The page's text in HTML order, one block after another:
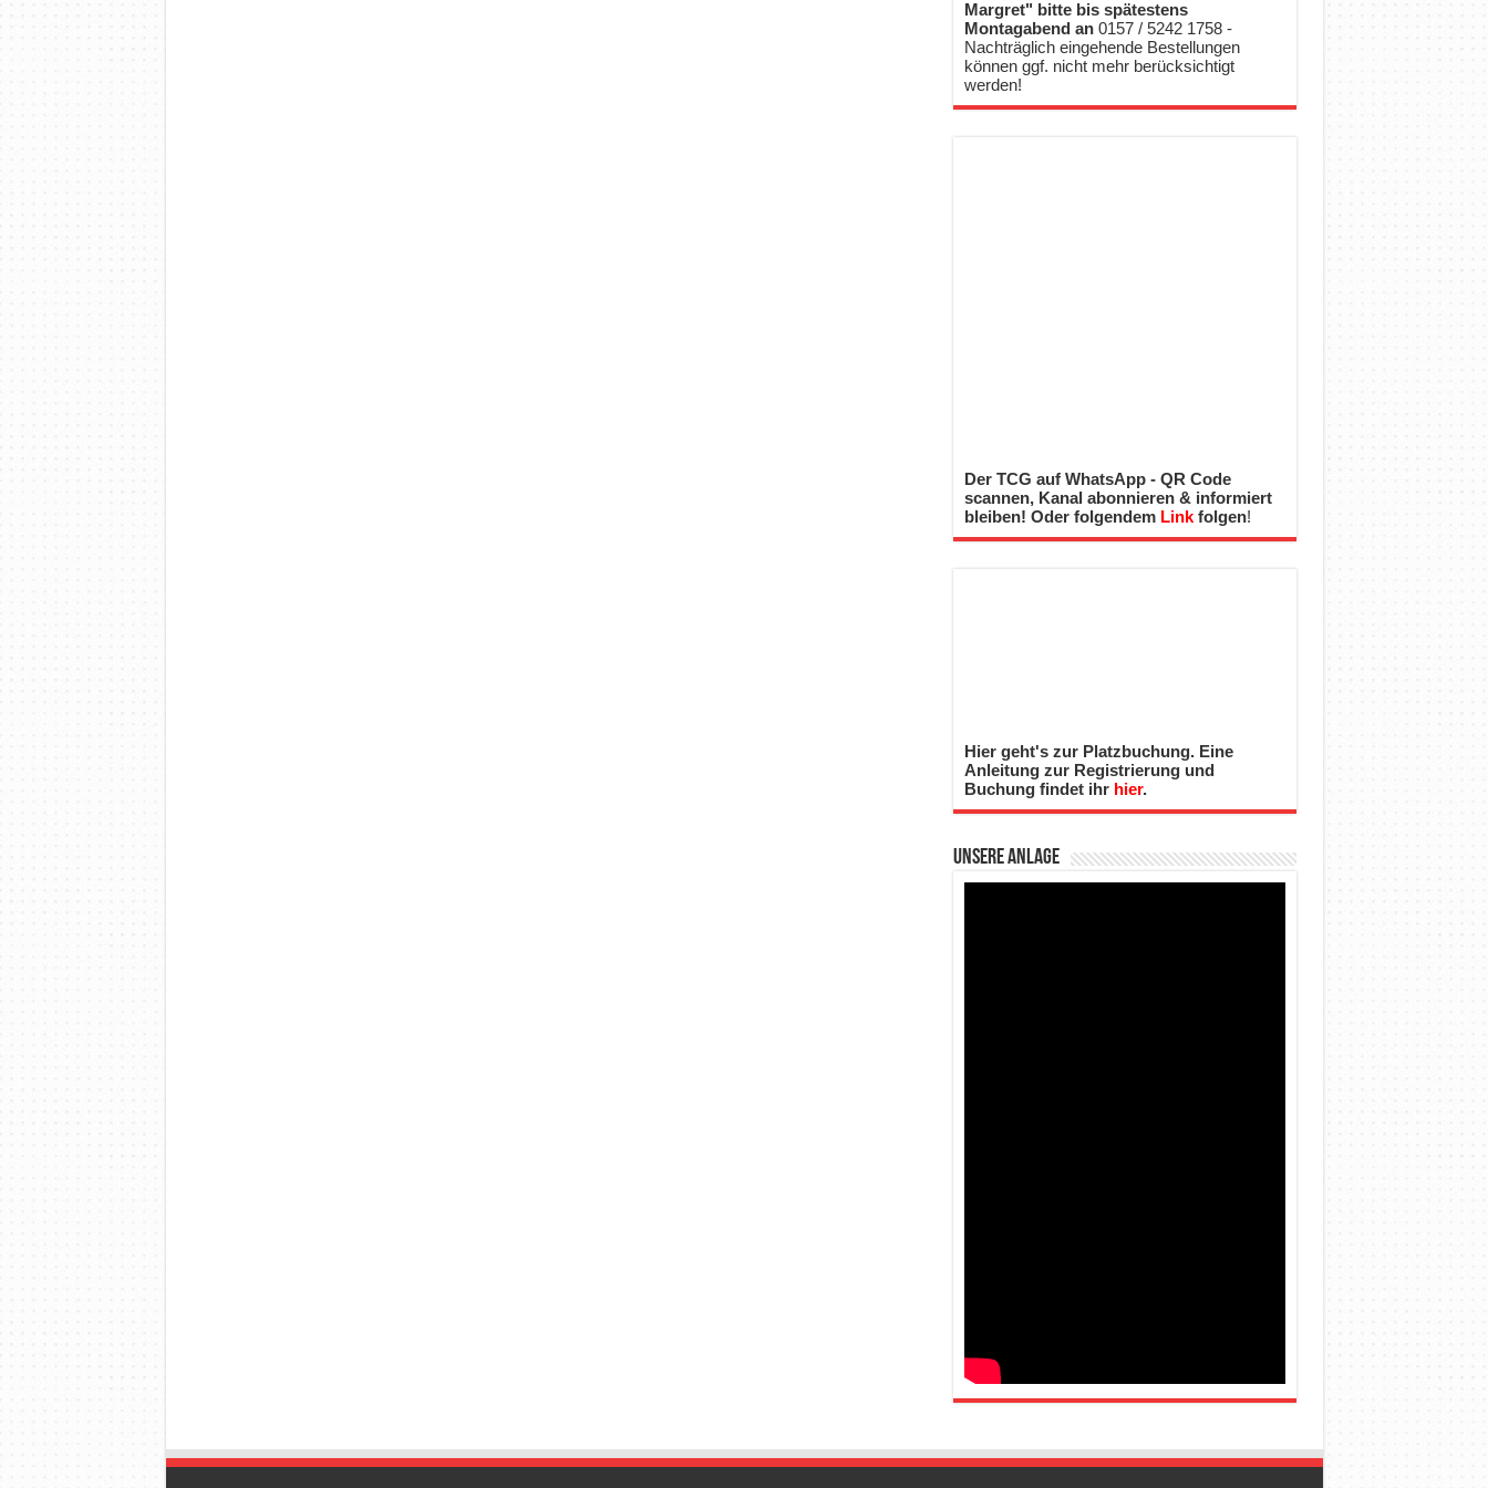
Margret" bitte bis spätestens
Montagabend an 0157 / 5242 1758 -
Nachträglich eingehende Bestellungen
können ggf. nicht mehr berücksichtigt
werden!
Der TCG auf WhatsApp - QR Code
scannen, Kanal abonnieren & informiert
bleiben! Oder folgendem Linkfolgen!
Hier geht's zur Platzbuchung. Eine
Anleitung zur Registrierung und
Buchung findet ihr hier.
Unsere Anlage